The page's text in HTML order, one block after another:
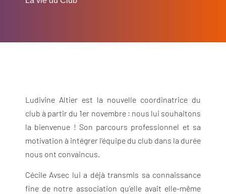
Ludivine Altier est la nouvelle coordinatrice du
club à partir du 1er novembre : nous lui souhaitons
la bienvenue ! Son parcours professionnel et sa
motivation à intégrer l’équipe du club dans la durée
nous ont convaincus.
Cécile Avsec lui a déjà transmis sa connaissance
fine de notre association qu’elle avait elle-même